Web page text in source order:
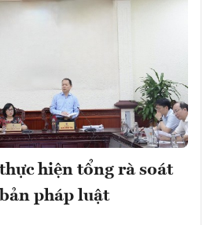
hiện tổng rà soát
pháp luật